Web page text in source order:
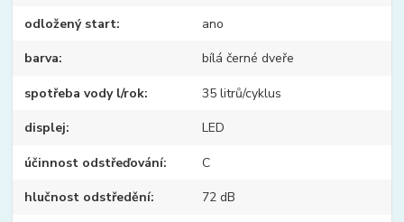
odložený start ano
barva bílá černé dveře
spotřeba vody l/rok 35 litrů/cyklus
displej LED
účinnost odstřeďování C
hlučnost odstředění 72 dB